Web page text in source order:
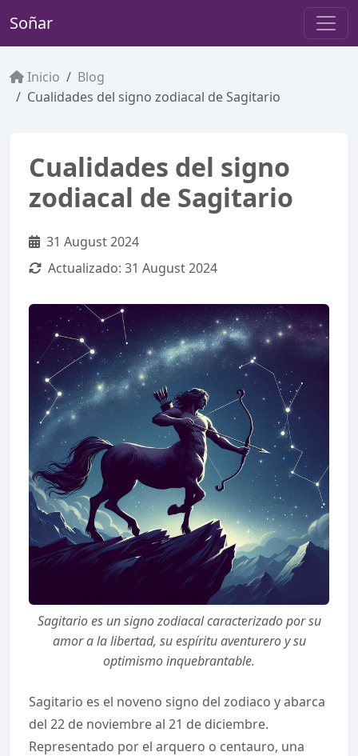
Soñar
Inicio
Blog
Cualidades del signo zodiacal de Sagitario
Cualidades del signo
zodiacal de Sagitario
31 August 2024
Actualizado: 31 August 2024
Sagitario es un signo zodiacal caracterizado por su
amor a la libertad, su espíritu aventurero y su
optimismo inquebrantable.
Sagitario es el noveno signo del zodiaco y abarca
del 22 de noviembre al 21 de diciembre.
Representado por el arquero o centauro, una